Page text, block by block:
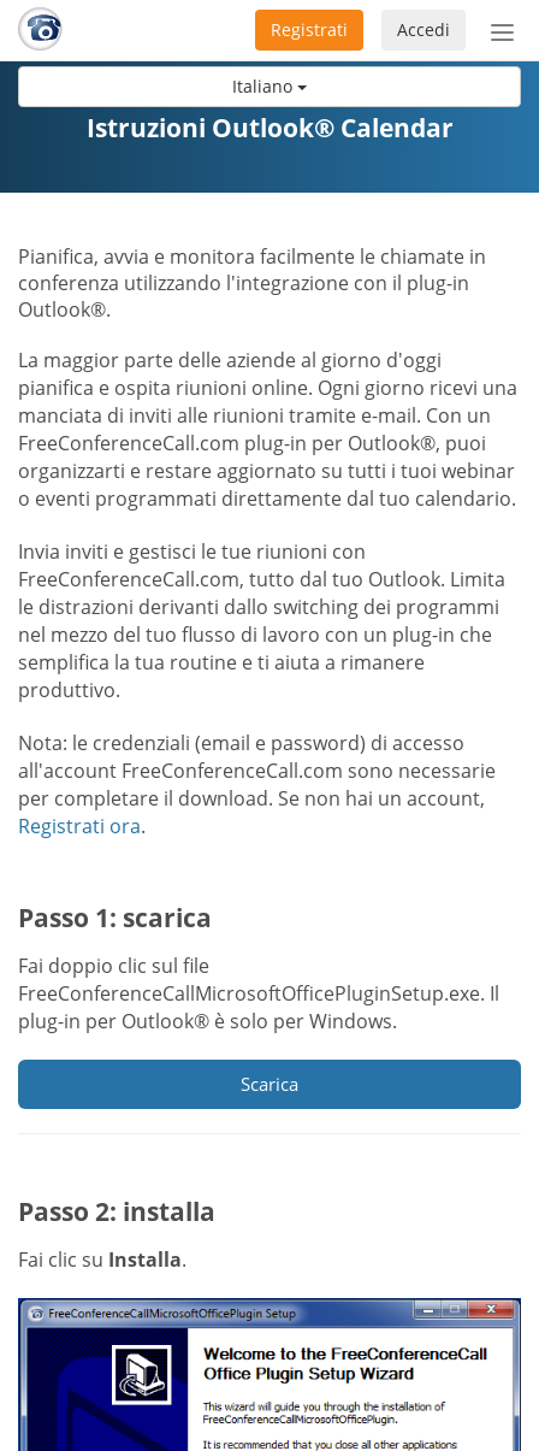
Italiano
Accedi
Registrati
Istruzioni Outlook® Calendar
Pianifica, avvia e monitora facilmente le chiamate in
conferenza utilizzando l'integrazione con il plug-in
Outlook®.
La maggior parte delle aziende al giorno d'oggi
pianifica e ospita riunioni online. Ogni giorno ricevi una
manciata di inviti alle riunioni tramite e-mail. Con un
FreeConferenceCall.com plug-in per Outlook®, puoi
organizzarti e restare aggiornato su tutti i tuoi webinar
o eventi programmati direttamente dal tuo calendario.
Invia inviti e gestisci le tue riunioni con
FreeConferenceCall.com, tutto dal tuo Outlook. Limita
le distrazioni derivanti dallo switching dei programmi
nel mezzo del tuo flusso di lavoro con un plug-in che
semplifica la tua routine e ti aiuta a rimanere
produttivo.
Nota: le credenziali (email e password) di accesso
all'account FreeConferenceCall.com sono necessarie
per completare il download. Se non hai un account,
Registrati ora.
Passo 1: scarica
Fai doppio clic sul file
FreeConferenceCallMicrosoftOfficePluginSetup.exe. Il
plug-in per Outlook® è solo per Windows.
Scarica
Passo 2: installa
Fai clic su Installa.